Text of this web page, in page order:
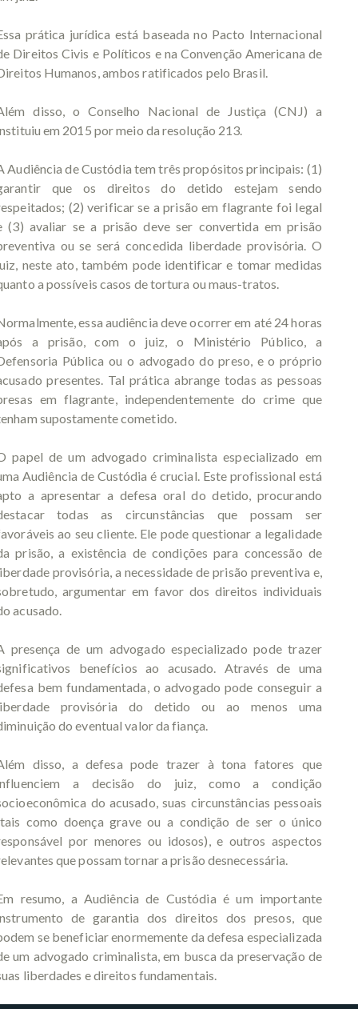
prática jurídica está baseada no Pacto Internacional
Direitos Civis e Políticos e na Convenção Americana de
Humanos, ambos ratificados pelo Brasil.
disso, o Conselho Nacional de Justiça (CNJ) a
em 2015 por meio da resolução 213.
Audiência de Custódia tem três propósitos principais: (1)
que os direitos do detido estejam sendo
(2) verificar se a prisão em flagrante foi legal
(3) avaliar se a prisão deve ser convertida em prisão
ou se será concedida liberdade provisória. O
neste ato, também pode identificar e tomar medidas
a possíveis casos de tortura ou maus-tratos.
essa audiência deve ocorrer em até 24 horas
a prisão, com o juiz, o Ministério Público, a
Pública ou o advogado do preso, e o próprio
presentes. Tal prática abrange todas as pessoas
em flagrante, independentemente do crime que
supostamente cometido.
papel de um advogado criminalista especializado em
Audiência de Custódia é crucial. Este profissional está
a apresentar a defesa oral do detido, procurando
todas as circunstâncias que possam ser
ao seu cliente. Ele pode questionar a legalidade
prisão, a existência de condições para concessão de
provisória, a necessidade de prisão preventiva e,
argumentar em favor dos direitos individuais
acusado.
presença de um advogado especializado pode trazer
benefícios ao acusado. Através de uma
bem fundamentada, o advogado pode conseguir a
provisória do detido ou ao menos uma
do eventual valor da fiança.
disso, a defesa pode trazer à tona fatores que
a decisão do juiz, como a condição
do acusado, suas circunstâncias pessoais
como doença grave ou a condição de ser o único
por menores ou idosos), e outros aspectos
que possam tornar a prisão desnecessária.
resumo, a Audiência de Custódia é um importante
de garantia dos direitos dos presos, que
se beneficiar enormemente da defesa especializada
um advogado criminalista, em busca da preservação de
liberdades e direitos fundamentais.